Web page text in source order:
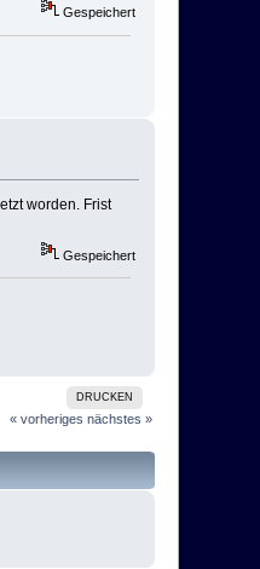
Gespeichert
worden. Frist
Gespeichert
DRUCKEN
« vorheriges nächstes »